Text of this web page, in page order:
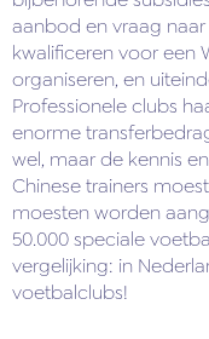
aanbod en vraag
kwalificeren voor een
organiseren, en
Professionele clubs
enorme
wel, maar de kennis
Chinese trainers
moesten worden
50.000 speciale
vergelijking: in
voetbalclubs!